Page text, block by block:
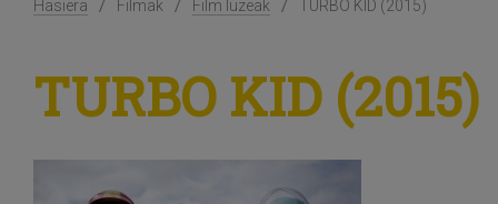
Hasiera Filmak Film luzeak TURBO KID (2015)
TURBO KID (2015)